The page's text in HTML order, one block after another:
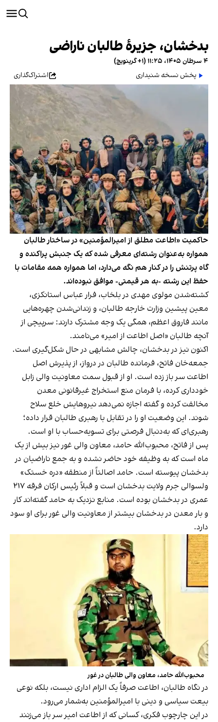
بدخشان، جزیرهٔ طالبان ناراضی
۴ سرطان ۱۴۰۵، ۱۱:۲۵ (‎+۱ گرینویچ)
پخش نسخه شنیداری
اشتراک‌گذاری
حاکمیت «اطاعت مطلق از امیرالمؤمنین» در ساختار طالبان
همواره به‌عنوان رشته‌ای معرفی شده که یک جنبش پراکنده و
گاه پرتنش را در کنار هم نگه می‌دارد، اما همواره همه مقامات با
حفظ این رشته -به هر قیمتی- موافق نبوده‌اند.
کشته‌شدن مولوی مهدی در بلخاب، فرار عباس استانکزی،
معین پیشین وزارت خارجه طالبان، و زندانی‌شدن چهره‌هایی
مانند فاروق اعظم، همگی یک وجه مشترک دارند: سرپیچی از
آنچه طالبان «اصل اطاعت از امیر» می‌نامند.
اکنون نیز در بدخشان، چالش مشابهی در حال شکل‌گیری است.
جمعه‌خان فاتح، فرمانده طالبان در درواز، از پذیرش اصل
اطاعت سر باز زده است. او از قبول سمت معاونیت والی زابل
خودداری کرده، با فرمان منع استخراج غیرقانونی معدن
مخالفت کرده و گفته اجازه نمی‌دهد نیروهایش خلع سلاح
شوند. این وضعیت او را در تقابل با رهبری طالبان قرار داده؛
رهبری‌ای که به‌دنبال فرصتی برای تسویه‌حساب با او است.
پس از فاتح، محبوب‌الله حامد، معاون والی غور نیز بیش از یک
ماه است که به وظیفه خود حاضر نشده و به جمع ناراضیان در
بدخشان پیوسته است. حامد اصالتاً از منطقه «دره خستک»
ولسوالی جرم ولایت بدخشان است و قبلاً رئیس ارکان فرقه ۲۱۷
عمری در بدخشان بوده است. منابع نزدیک به حامد گفته‌اند کار
و بار معدن در بدخشان بیشتر از معاونیت والی غور برای او سود
دارد.
محبوب‌الله حامد، معاون والی طالبان در غور
در نگاه طالبان، اطاعت صرفاً یک الزام اداری نیست، بلکه نوعی
بیعت سیاسی و دینی با امیرالمؤمنین به‌شمار می‌رود.
در این چارچوب فکری، کسانی که از اطاعت امیر سر باز می‌زنند